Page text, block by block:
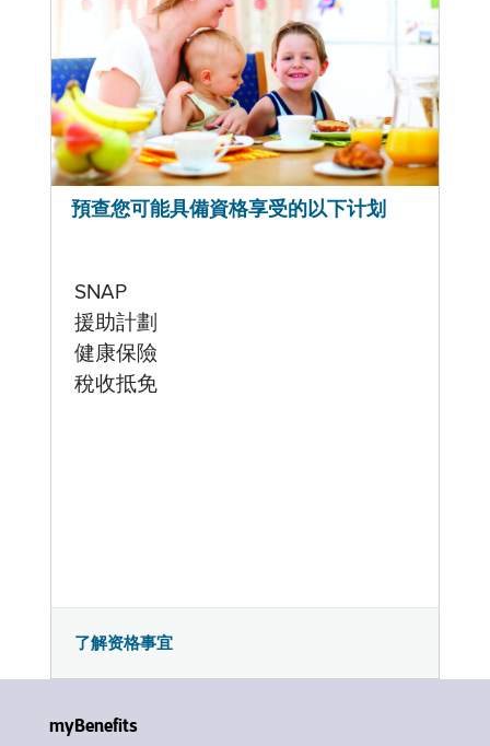
預查您可能具備資格享受的以下计划
SNAP
援助計劃
健康保險
稅收抵免
了解资格事宜
myBenefits